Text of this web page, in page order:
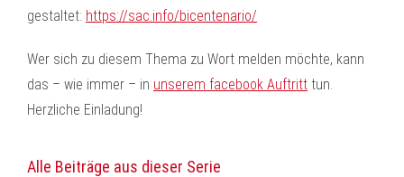
gestaltet: https://sac.info/bicentenario/
Wer sich zu diesem Thema zu Wort melden möchte, kann
das – wie immer – in unserem facebook Auftritt tun.
Herzliche Einladung!
Alle Beiträge aus dieser Serie